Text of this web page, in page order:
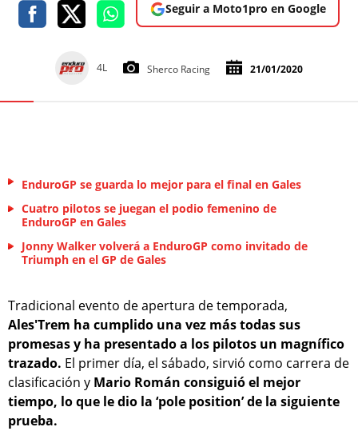
Seguir a Moto1pro en Google
4L Sherco Racing 21/01/2020
EnduroGP se guarda lo mejor para el final en Gales
Cuatro pilotos se juegan el podio femenino de
EnduroGP en Gales
Jonny Walker volverá a EnduroGP como invitado de
Triumph en el GP de Gales
Tradicional evento de apertura de temporada,
Ales'Trem ha cumplido una vez más todas sus
promesas y ha presentado a los pilotos un magnífico
trazado. El primer día, el sábado, sirvió como carrera de
clasificación y Mario Román consiguió el mejor
tiempo, lo que le dio la ‘pole position’ de la siguiente
prueba.